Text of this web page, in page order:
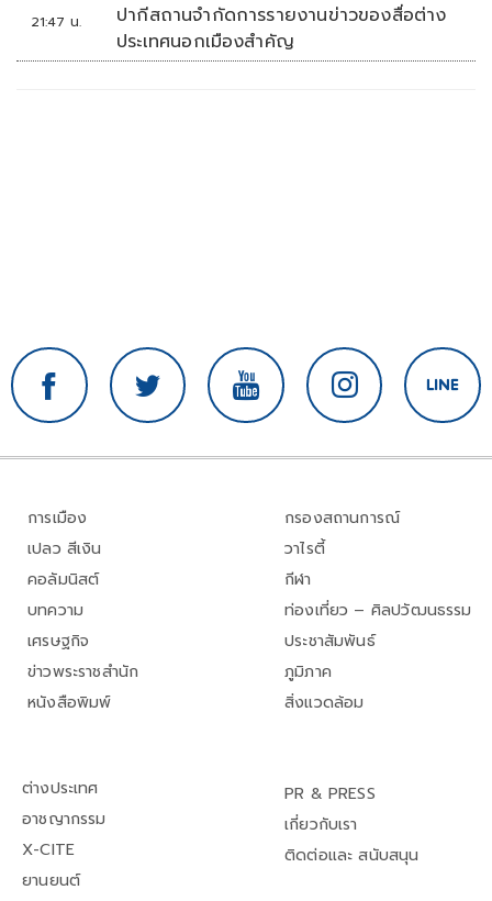
21:47 น.
ปากีสถานจำกัดการรายงานข่าวของสื่อต่าง
ประเทศนอกเมืองสำคัญ
การเมือง
เปลว สีเงิน
คอลัมนิสต์
บทความ
เศรษฐกิจ
ข่าวพระราชสำนัก
หนังสือพิมพ์
กรองสถานการณ์
วาไรตี้
กีฬา
ท่องเที่ยว – ศิลปวัฒนธรรม
ประชาสัมพันธ์
ภูมิภาค
สิ่งแวดล้อม
ต่างประเทศ
อาชญากรรม
X-CITE
ยานยนต์
PR & PRESS
เกี่ยวกับเรา
ติดต่อและ สนับสนุน